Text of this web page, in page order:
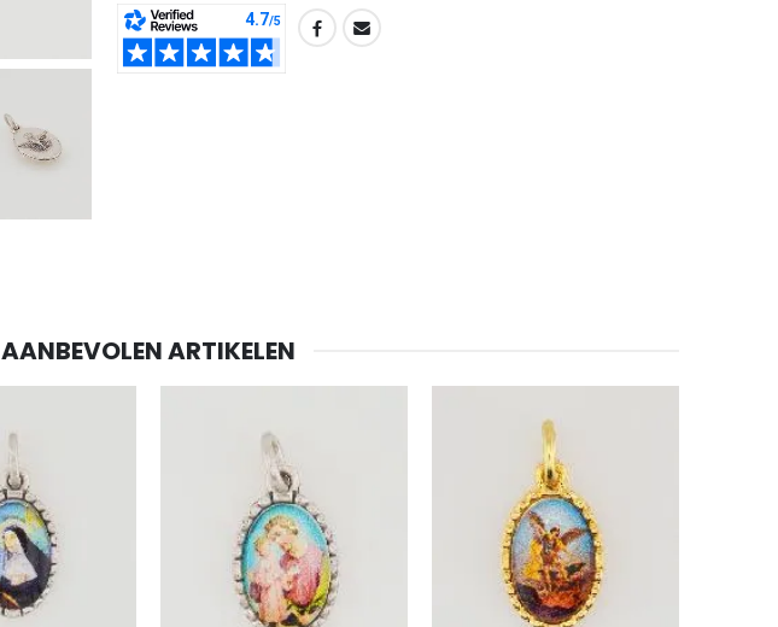
-10%
€15.00
SHARE:
AANBEVOLEN ARTIKELEN